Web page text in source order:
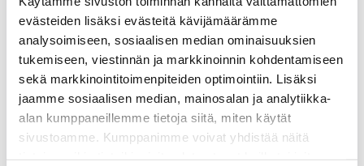
evästeiden lisäksi evästeitä kävijämäärämme
analysoimiseen, sosiaalisen median ominaisuuksien
tukemiseen, viestinnän ja markkinoinnin kohdentamiseen
sekä markkinointitoimenpiteiden optimointiin. Lisäksi
jaamme sosiaalisen median, mainosalan ja analytiikka-
alan kumppaneillemme tietoja siitä, miten käytät
sivustoamme. Kumppanimme voivat yhdistää näitä
Litiumioniakkutekniikka ja Sähkö- ja
hybridiautojen sähkötyöturvallisuus -
kirjat yhdessä edullisemmin
KIRJAT KIRJAT JA TUOTTEET
60,79